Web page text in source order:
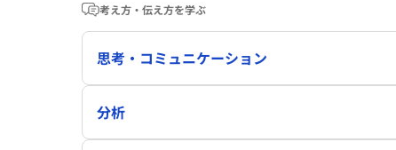
考え方・伝え方を学ぶ
思考・コミュニケーション
分析